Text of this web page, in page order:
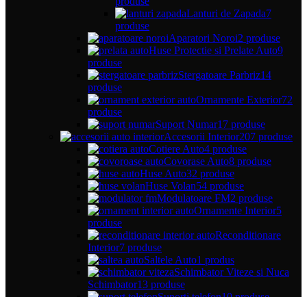
Lanturi de Zapada7
produse
Aparatori Noroi2 produse
Huse Protectie si Prelate Auto9
produse
Stergatoare Parbriz14
produse
Ornamente Exterior72
produse
Suport Numar17 produse
Accesorii Interior207 produse
Cotiere Auto4 produse
Covorase Auto8 produse
Huse Auto32 produse
Huse Volan54 produse
Modulatoare FM2 produse
Ornamente Interior5
produse
Reconditionare
Interior7 produse
Saltele Auto1 produs
Schimbator Viteze si Nuca
Schimbator13 produse